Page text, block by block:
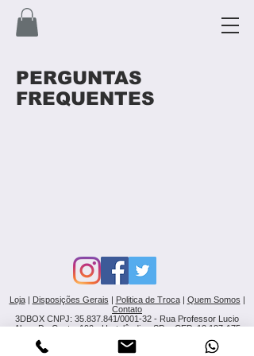
PERGUNTAS
FREQUENTES
Loja| Disposições Gerais | Politica de Troca| Quem Somos |
Contato
3DBOX CNPJ: 35.837.841/0001-32 - Rua Professor Lucio
Alves Da Costa, 190 - Hortolândia - SP - CEP: 13.187-175
Prazo de Fabricação dos Produtos 5 a 10 dias úteis